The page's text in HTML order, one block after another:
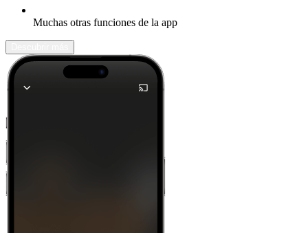
Muchas otras funciones de la app